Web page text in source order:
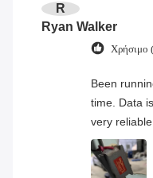
R
Ryan Walker
Χρήσιμο
Been
time. Data
very reliable.